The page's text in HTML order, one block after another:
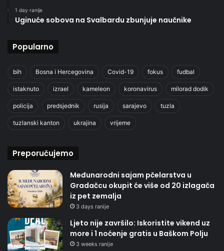
1 day ranije
Uginuće sobova na Svalbardu zbunjuje naučnike
Popularno
bih Bosna i Hercegovina Covid-19 fokus fudbal
istaknuto izrael kameleon koronavirus milorad dodik
policija predsjednik rusija sarajevo tuzla
tuzlanski kanton ukrajina vrijeme
Preporučujemo
Međunarodni sajam pčelarstva u
Gradačcu okupit će više od 20 izlagača
iz pet zemalja
3 days ranije
Ljeto nije završilo: Iskoristite vikend uz
more i 1 noćenje gratis u Baškom Polju
3 weeks ranije